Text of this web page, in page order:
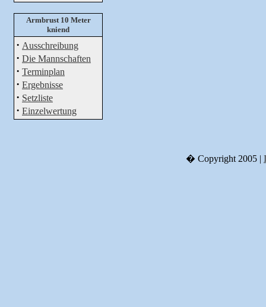
Armbrust 10 Meter
kniend
· Ausschreibung
· Die Mannschaften
· Terminplan
· Ergebnisse
· Setzliste
· Einzelwertung
� Copyright 2005 |